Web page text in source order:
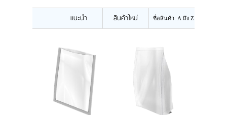
ร่วมงานกับเรา
ติดต่อเรา
แนะนำ สินค้าใหม่